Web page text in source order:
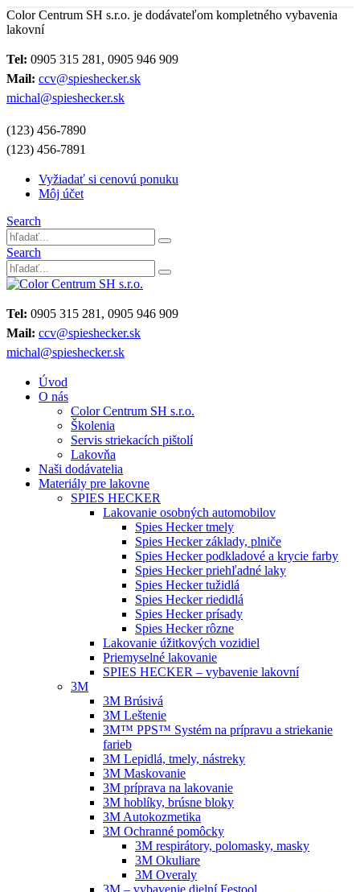
Color Centrum SH s.r.o. je dodávateľom kompletného vybavenia
lakovní
Tel: 0905 315 281, 0905 946 909
Mail: ccv@spieshecker.sk
michal@spieshecker.sk
(123) 456-7890
(123) 456-7891
Vyžiadať si cenovú ponuku
Môj účet
Search
Search
Tel: 0905 315 281, 0905 946 909
Mail: ccv@spieshecker.sk
michal@spieshecker.sk
Úvod
O nás
Color Centrum SH s.r.o.
Školenia
Servis striekacích pištolí
Lakovňa
Naši dodávatelia
Materiály pre lakovne
SPIES HECKER
Lakovanie osobných automobilov
Spies Hecker tmely
Spies Hecker základy, plniče
Spies Hecker podkladové a krycie farby
Spies Hecker priehľadné laky
Spies Hecker tužidlá
Spies Hecker riedidlá
Spies Hecker prísady
Spies Hecker rôzne
Lakovanie úžitkových vozidiel
Priemyselné lakovanie
SPIES HECKER – vybavenie lakovní
3M
3M Brúsivá
3M Leštenie
3M™ PPS™ Systém na prípravu a striekanie
farieb
3M Lepidlá, tmely, nástreky
3M Maskovanie
3M príprava na lakovanie
3M hoblíky, brúsne bloky
3M Autokozmetika
3M Ochranné pomôcky
3M respirátory, polomasky, masky
3M Okuliare
3M Overaly
3M – vybavenie dielní Festool